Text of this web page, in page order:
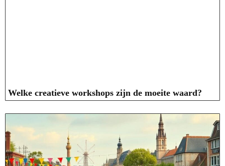
Welke creatieve workshops zijn de moeite waard?